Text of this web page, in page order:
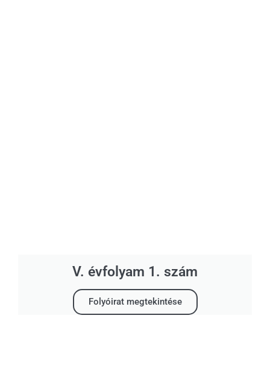
V. évfolyam 1. szám
Folyóirat megtekintése